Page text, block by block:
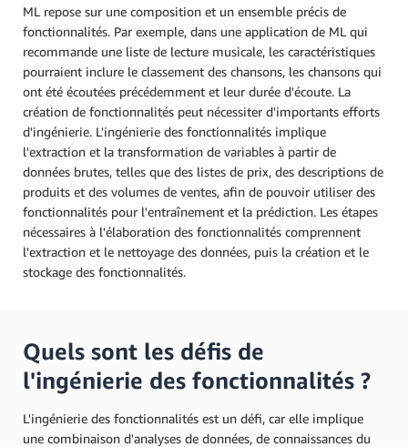
ML repose sur une composition et un ensemble précis de
fonctionnalités. Par exemple, dans une application de ML qui
recommande une liste de lecture musicale, les caractéristiques
pourraient inclure le classement des chansons, les chansons qui
ont été écoutées précédemment et leur durée d'écoute. La
création de fonctionnalités peut nécessiter d'importants efforts
d'ingénierie. L'ingénierie des fonctionnalités implique
l'extraction et la transformation de variables à partir de
données brutes, telles que des listes de prix, des descriptions de
produits et des volumes de ventes, afin de pouvoir utiliser des
fonctionnalités pour l'entraînement et la prédiction. Les étapes
nécessaires à l'élaboration des fonctionnalités comprennent
l'extraction et le nettoyage des données, puis la création et le
stockage des fonctionnalités.
Quels sont les défis de
l'ingénierie des fonctionnalités ?
L'ingénierie des fonctionnalités est un défi, car elle implique
une combinaison d'analyses de données, de connaissances du